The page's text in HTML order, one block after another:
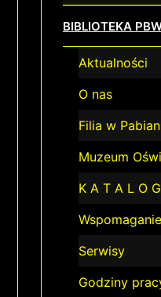
BIBLIOTEKA
Aktualności
O nas
Filia w
Muzeum
K A T A L O
Serwisy
Godziny